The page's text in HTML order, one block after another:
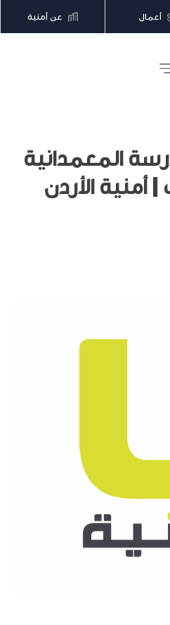
أعمال عن أمنية
المعمدانية
أمنية الأردن